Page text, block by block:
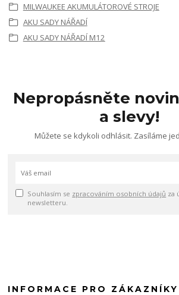
MILWAUKEE AKUMULÁTOROVÉ STROJE
AKU SADY NÁŘADÍ
AKU SADY NÁŘADÍ M12
Nepropásněte
a slevy!
Můžete se kdykoli odhlásit. Zasíláme
Souhlasím se zpracováním osobních údajů za
newsletteru.
INFORMACE PRO ZÁKAZNÍKY